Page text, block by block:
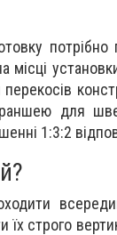
потрібно
для
1:3:2
строго